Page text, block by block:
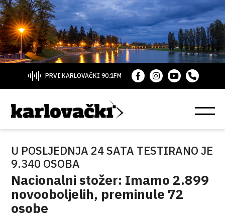
PRVI KARLOVAČKI 90.1FM
U POSLJEDNJA 24 SATA TESTIRANO JE
9.340 OSOBA
Nacionalni stožer: Imamo 2.899
novooboljelih, preminule 72
osobe